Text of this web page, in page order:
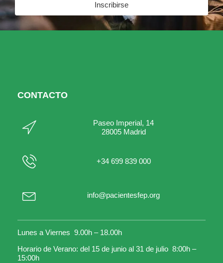
Inscribirse
CONTACTO
Paseo Imperial, 14
28005 Madrid
+34 699 839 000
info@pacientesfep.org
Lunes a Viernes 9.00h – 18.00h
Horario de Verano: del 15 de junio al 31 de julio 8:00h –
15:00h